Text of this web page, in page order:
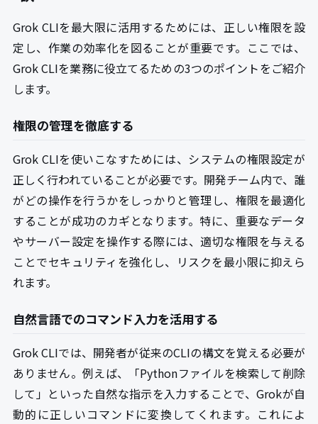
Grok CLIを最大限に活用するためには、正しい権限を設
定し、作業の効率化を図ることが重要です。ここでは、
Grok CLIを業務に役立てるための3つのポイントをご紹介
します。
権限の管理を徹底する
Grok CLIを使いこなすためには、システムの権限設定が
正しく行われていることが必要です。開発チーム内で、誰
がどの操作を行うかをしっかりと管理し、権限を最適化
することが成功のカギとなります。特に、重要なデータ
やサーバー設定を操作する際には、適切な権限を与える
ことでセキュリティを強化し、リスクを最小限に抑えら
れます。
自然言語でのコマンド入力を活用する
Grok CLIでは、開発者が従来のCLIの構文を覚える必要が
ありません。例えば、「Pythonファイルを検索して削除
して」といった自然な指示を入力することで、Grokが自
動的に正しいコマンドに変換してくれます。これによ